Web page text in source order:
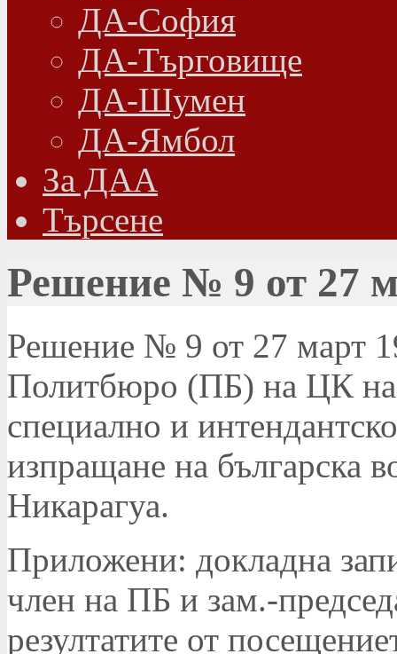
ДА-София
ДА-Търговище
ДА-Шумен
ДА-Ямбол
Зa ДАА
Търсене
Решение № 9 от 27
Решение № 9 от 27 март
Политбюро (ПБ) на ЦК на
специално и
изпращане на българска
Никарагуа.
Приложени: докладна
член на ПБ и зам.-
резултатите от